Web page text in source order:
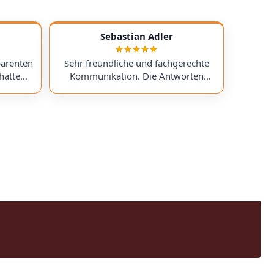
ein
I
Sebastian Adler
Sehr freundliche und fachgerechte
Kommunikation. Die Antworten